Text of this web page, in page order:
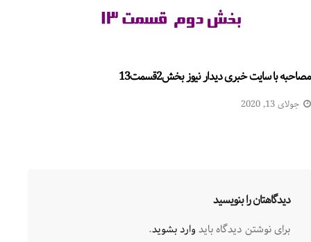
مصاحبه با سایت خبری دیدار نیوز بخش2قسمت13
جولای 13, 2020
دیدگاهتان را بنویسید
برای نوشتن دیدگاه بایدوارد بشوید.